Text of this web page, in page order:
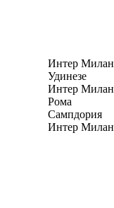
Интер Милан
Удинезе
Интер Милан
Рома
Сампдория
Интер Милан